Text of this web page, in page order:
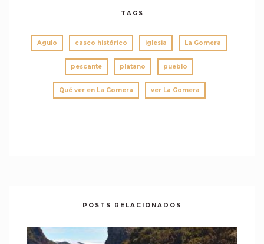
TAGS
Agulo casco histórico iglesia La Gomera
pescante plátano pueblo
Qué ver en La Gomera ver La Gomera
POSTS RELACIONADOS